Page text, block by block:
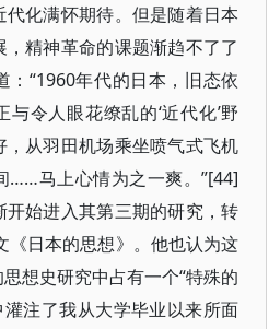
化满怀期待。但是随着日本
精神革命的课题渐趋不了了
：“1960年代的日本，旧态依
令人眼花缭乱的‘近代化’野
从羽田机场乘坐喷气式飞机
……马上心情为之一爽。”[44]
始进入其第三期的研究，转
《日本的思想》。他也认为这
想史研究中占有一个“特殊的
灌注了我从大学毕业以来所面